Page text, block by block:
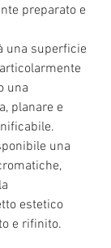
preparato e
una superficie
una
planare e
una
estetico
e rifinito.